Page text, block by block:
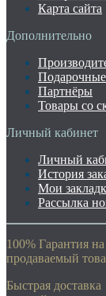
Карта сайта
Дополнительно
Партнёры
Товары со
Личный кабинет
Личный
История
Мои
Рассылка
100% Гарантия на
продаваемый
Быстрая доставка